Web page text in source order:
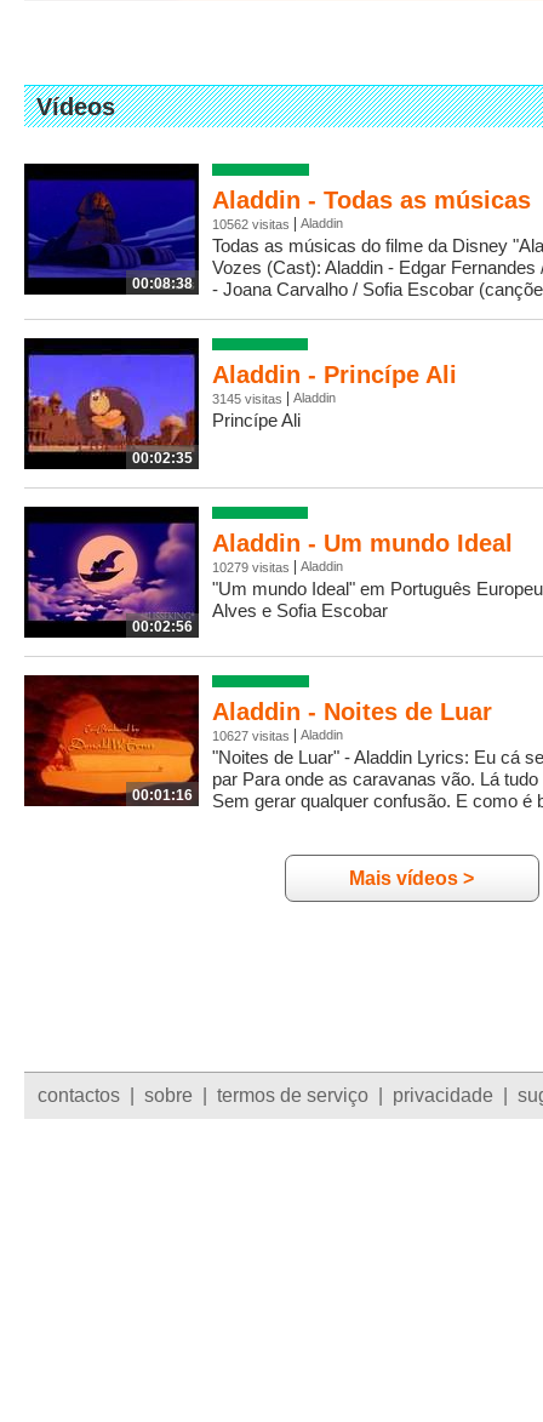
Vídeos
00:08:38
Aladdin - Todas as músicas
10562 visitas Aladdin
Todas as músicas do filme da Disney
Vozes (Cast): Aladdin - Edgar
- Joana Carvalho / Sofia Escobar
00:02:35
Aladdin - Princípe Ali
3145 visitas Aladdin
Princípe Ali
00:02:56
Aladdin - Um mundo Ideal
10279 visitas Aladdin
"Um mundo Ideal" em Português
Alves e Sofia Escobar
00:01:16
Aladdin - Noites de Luar
10627 visitas Aladdin
"Noites de Luar" - Aladdin Lyrics: Eu cá
par Para onde as caravanas vão. Lá
Sem gerar qualquer confusão. E como é
Mais vídeos >
contactos sobre termos de serviço privacidade